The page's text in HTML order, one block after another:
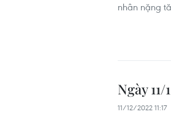
nhân nặng
Ngày
11/12/2022 11:17